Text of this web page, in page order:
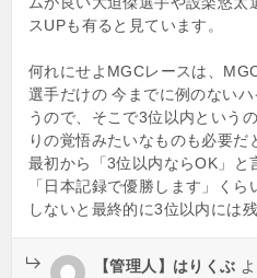
スUPも有ると見ています。
何れにせよMGCレースは、
選手だけの 今までに例のない
うので、そこで3位以内という
りの覚悟みたいなものも必要だ
最初から「3位以内ならOK」と
「日本記録で優勝します」く
しないと最終的に3位以内には
【管理人】はりくぶ